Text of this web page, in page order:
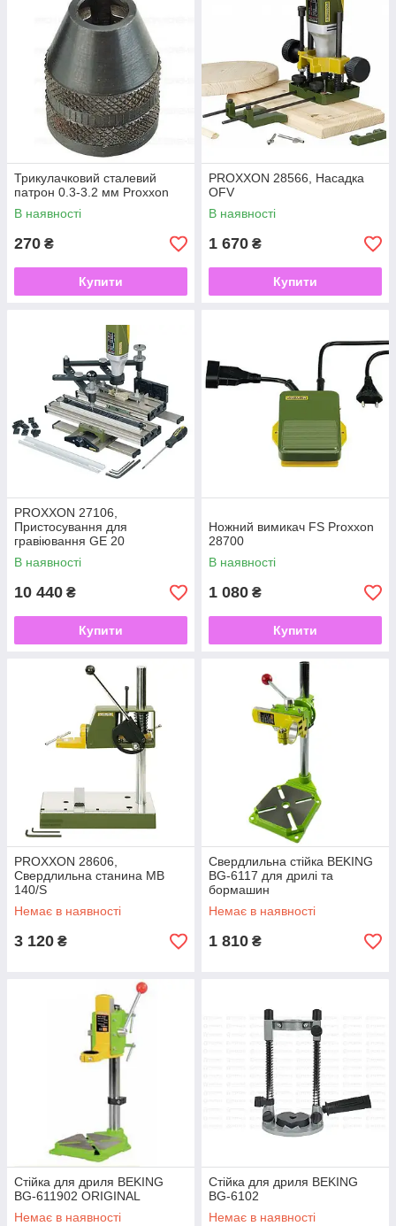
Трикулачковий сталевий
патрон 0.3-3.2 мм Proxxon
В наявності
270 ₴
Купити
PROXXON 28566, Насадка
OFV
В наявності
1 670 ₴
Купити
PROXXON 27106,
Пристосування для
гравіювання GE 20
В наявності
10 440 ₴
Купити
Ножний вимикач FS Proxxon
28700
В наявності
1 080 ₴
Купити
PROXXON 28606,
Свердлильна станина MB
140/S
Немає в наявності
3 120 ₴
Свердлильна стійка BEKING
BG-6117 для дрилі та
бормашин
Немає в наявності
1 810 ₴
Стійка для дриля BEKING
BG-611902 ORIGINAL
Немає в наявності
Стійка для дриля BEKING
BG-6102
Немає в наявності